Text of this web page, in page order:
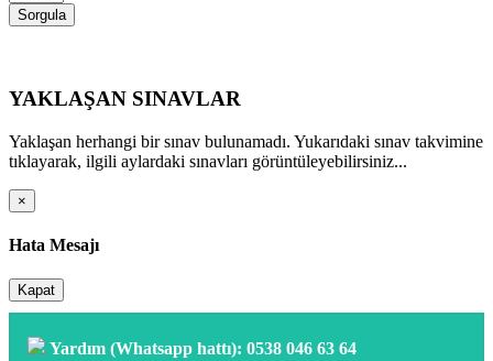
Sorgula
YAKLAŞAN SINAVLAR
Yaklaşan herhangi bir sınav bulunamadı. Yukarıdaki sınav takvimine
tıklayarak, ilgili aylardaki sınavları görüntüleyebilirsiniz...
×
Hata Mesajı
Kapat
Yardım (Whatsapp hattı): 0538 046 63 64